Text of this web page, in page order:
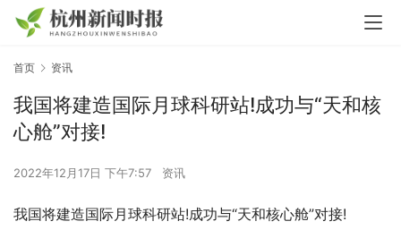
首页 资讯
我国将建造国际月球科研站!成功与“天和核
心舱”对接!
2022年12月17日 下午7:57 资讯
我国将建造国际月球科研站!成功与“天和核心舱”对接!